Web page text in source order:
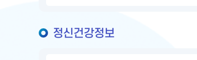
정신건강정보